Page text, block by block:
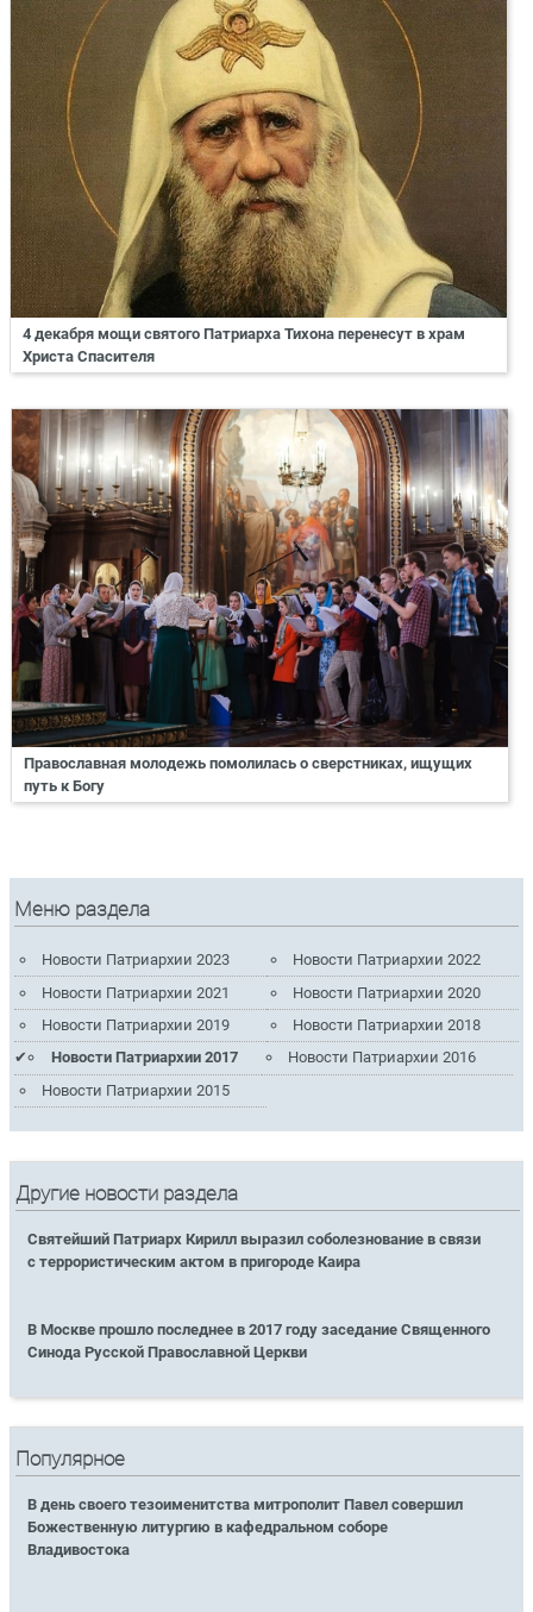
4 декабря мощи святого Патриарха Тихона перенесут в храм
Христа Спасителя
Православная молодежь помолилась о сверстниках, ищущих
путь к Богу
Меню раздела
Новости Патриархии 2023
Новости Патриархии 2022
Новости Патриархии 2021
Новости Патриархии 2020
Новости Патриархии 2019
Новости Патриархии 2018
Новости Патриархии 2017
Новости Патриархии 2016
Новости Патриархии 2015
Другие новости раздела
Святейший Патриарх Кирилл выразил соболезнование в связи
с террористическим актом в пригороде Каира
В Москве прошло последнее в 2017 году заседание Священного
Синода Русской Православной Церкви
Популярное
В день своего тезоименитства митрополит Павел совершил
Божественную литургию в кафедральном соборе
Владивостока